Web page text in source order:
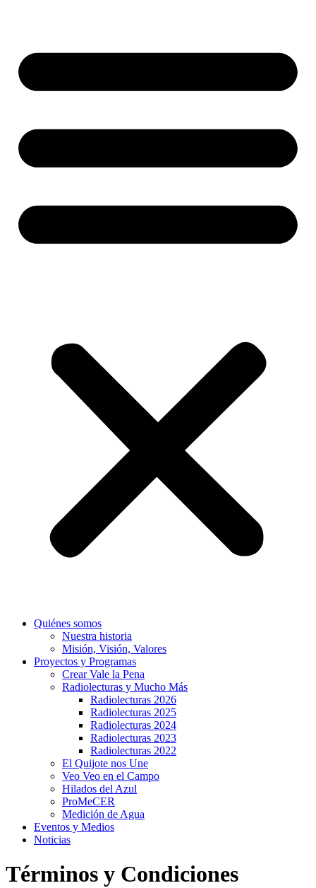
Quiénes somos
Nuestra historia
Misión, Visión, Valores
Proyectos y Programas
Crear Vale la Pena
Radiolecturas y Mucho Más
Radiolecturas 2026
Radiolecturas 2025
Radiolecturas 2024
Radiolecturas 2023
Radiolecturas 2022
El Quijote nos Une
Veo Veo en el Campo
Hilados del Azul
ProMeCER
Medición de Agua
Eventos y Medios
Noticias
Términos y Condiciones